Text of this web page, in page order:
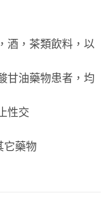
酒，茶類飲料，以
甘油藥物患者，均
性交
它藥物